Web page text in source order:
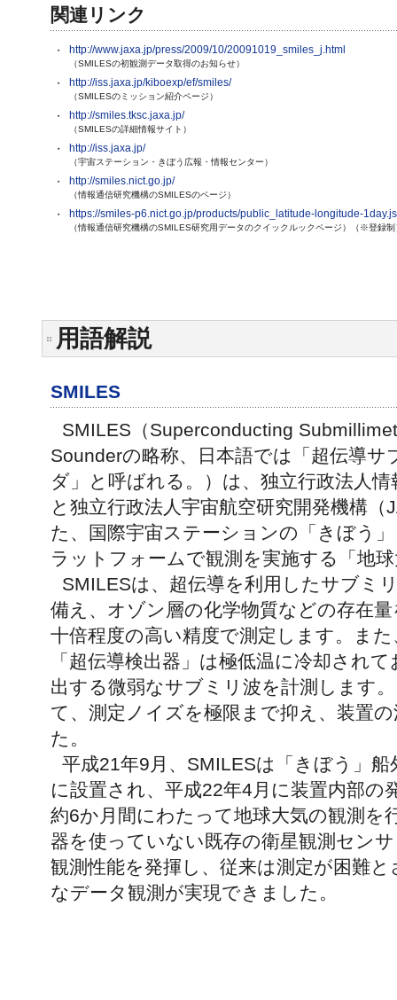
関連リンク
・ http://www.jaxa.jp/press/2009/10/20091019_smiles_j.html
（SMILESの初観測データ取得のお知らせ）
・ http://iss.jaxa.jp/kiboexp/ef/smiles/
（SMILESのミッション紹介ページ）
・ http://smiles.tksc.jaxa.jp/
（SMILESの詳細情報サイト）
・ http://iss.jaxa.jp/
（宇宙ステーション・きぼう広報・情報センター）
・ http://smiles.nict.go.jp/
（情報通信研究機構のSMILESのページ）
・ https://smiles-p6.nict.go.jp/products/public_latitude-longitude-
（情報通信研究機構のSMILES研究用データのクイックルックページ）（※登録制
用語解説
SMILES
SMILES（Superconducting
Sounderの略称、日本語では「超伝導
ダ」と呼ばれる。）は、独立行政法人
と独立行政法人宇宙航空研究開発機構
た、国際宇宙ステーションの「きぼう
ラットフォームで観測を実施する「地
SMILESは、超伝導を利用したサブミ
備え、オゾン層の化学物質などの存在
十倍程度の高い精度で測定します。ま
「超伝導検出器」は極低温に冷却され
出する微弱なサブミリ波を計測します
て、測定ノイズを極限まで抑え、装置
た。
平成21年9月、SMILESは「きぼう」
に設置され、平成22年4月に装置内部の
約6か月間にわたって地球大気の観測を
器を使っていない既存の衛星観測セン
観測性能を発揮し、従来は測定が困難
なデータ観測が実現できました。